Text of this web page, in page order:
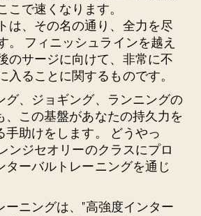
こで速くなります。
は、その名の通り、全力を尽
。 フィニッシュラインを越え
のサージに向けて、非常に不
入ることに関するものです。
グ、ジョギング、ランニングの
、この基盤があなたの持久力を
手助けをします。 どうやっ
ンジセオリーのクラスにプロ
ターバルトレーニングを通じ
ーニングは、"高強度インター